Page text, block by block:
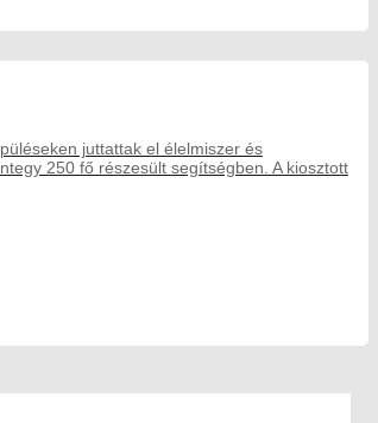
juttattak el élelmiszer és
250 fő részesült segítségben. A kiosztott